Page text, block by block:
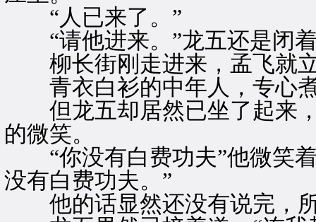
“人已来了。”
“请他进来。”龙五还是闭着
柳长街刚走进来，孟飞就
青衣白衫的中年人，专心煮
但龙五却居然已坐了起来，
的微笑。
“你没有白费功夫”他微笑着
没有白费功夫。”
他的话显然还没有说完，所